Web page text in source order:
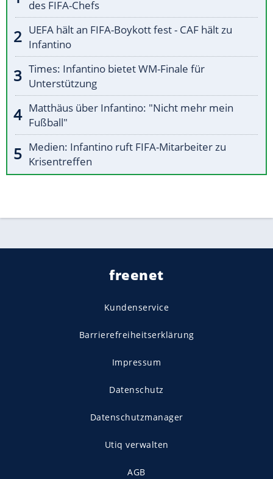
des FIFA-Chefs
UEFA hält an FIFA-Boykott fest - CAF hält zu
Infantino
Times: Infantino bietet WM-Finale für
Unterstützung
Matthäus über Infantino: "Nicht mehr mein
Fußball"
Medien: Infantino ruft FIFA-Mitarbeiter zu
Krisentreffen
freenet
Kundenservice
Barrierefreiheitserklärung
Impressum
Datenschutz
Datenschutzmanager
Utiq verwalten
AGB